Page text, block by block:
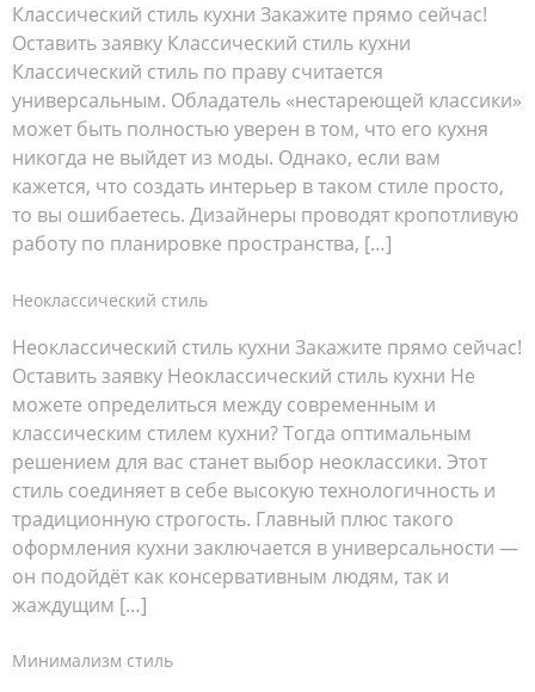
Классический стиль кухни Закажите прямо сейчас!
Оставить заявку Классический стиль кухни
Классический стиль по праву считается
универсальным. Обладатель «нестареющей классики»
может быть полностью уверен в том, что его кухня
никогда не выйдет из моды. Однако, если вам
кажется, что создать интерьер в таком стиле просто,
то вы ошибаетесь. Дизайнеры проводят кропотливую
работу по планировке пространства, […]
Неоклассический стиль
Неоклассический стиль кухни Закажите прямо сейчас!
Оставить заявку Неоклассический стиль кухни Не
можете определиться между современным и
классическим стилем кухни? Тогда оптимальным
решением для вас станет выбор неоклассики. Этот
стиль соединяет в себе высокую технологичность и
традиционную строгость. Главный плюс такого
оформления кухни заключается в универсальности —
он подойдёт как консервативным людям, так и
жаждущим […]
Минимализм стиль